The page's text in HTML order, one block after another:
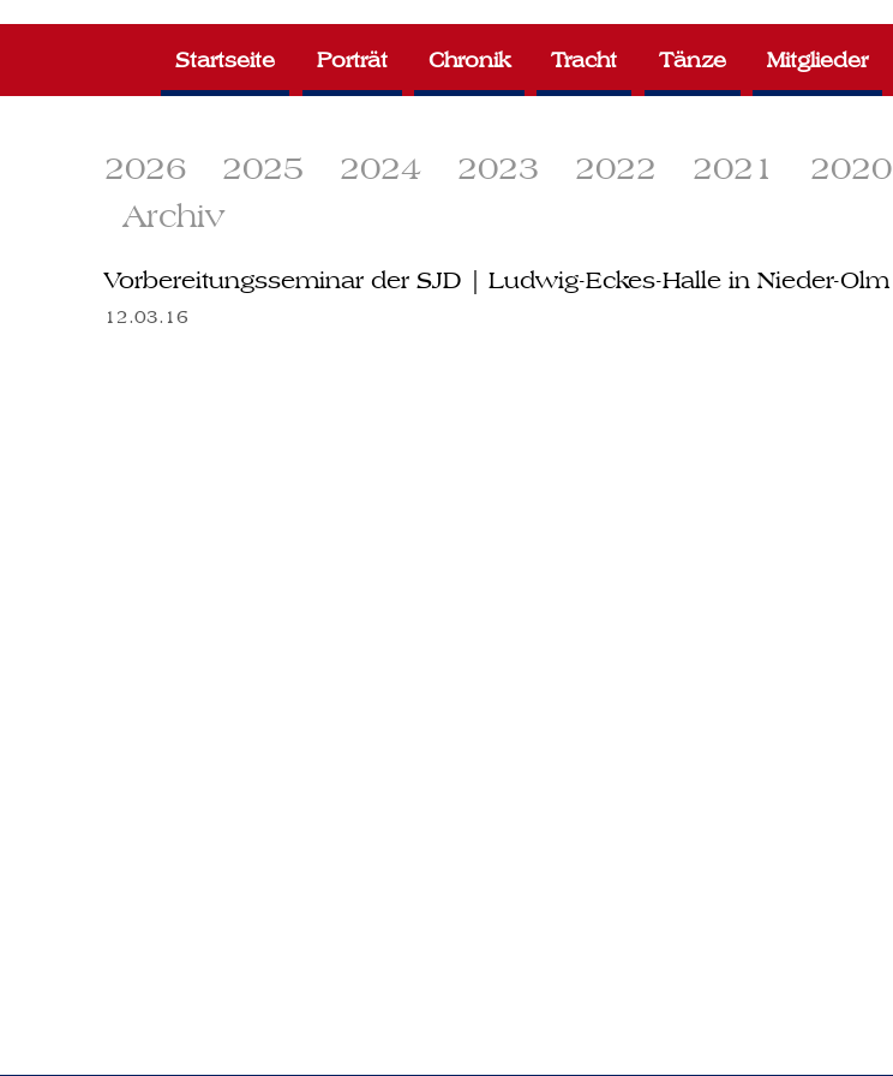
2026 2025 2024 2023 2022 2021 2020
Archiv
Startseite Porträt Chronik Tracht Tänze Mitglieder
Vorbereitungsseminar der SJD | Ludwig-Eckes-Halle in Nieder-Olm
12.03.16